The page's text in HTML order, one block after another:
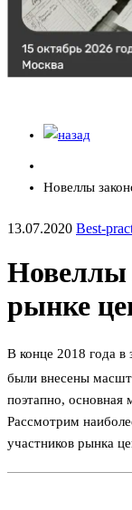
Новеллы
13.07.2020 Best-
Новеллы
рынке
В конце 2018 года в
были внесены
поэтапно, основная
Рассмотрим
участников рынка